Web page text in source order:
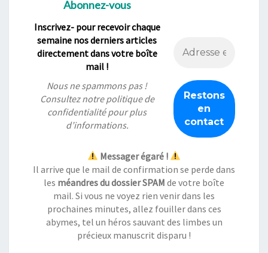
Abonnez-vous
Inscrivez- pour recevoir chaque
semaine nos derniers articles
directement dans votre boîte
mail !
Nous ne spammons pas !
Consultez notrepolitique de
confidentialitépour plus
d’informations.
Messager égaré !
Il arrive que le mail de confirmation se perde dans
les méandres du dossier SPAM de votre boîte
mail. Si vous ne voyez rien venir dans les
prochaines minutes, allez fouiller dans ces
abymes, tel un héros sauvant des limbes un
précieux manuscrit disparu !